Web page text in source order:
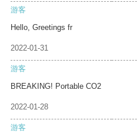
游客
Hello, Greetings fr
2022-01-31
游客
BREAKING! Portable CO2
2022-01-28
游客